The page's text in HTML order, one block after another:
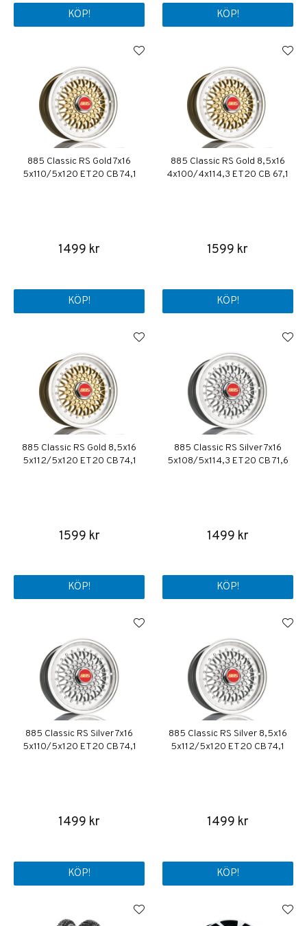
KÖP! KÖP!
885 Classic RS Gold 7x16
5x110/5x120 ET20 CB 74,1
1499 kr
KÖP!
885 Classic RS Gold 8,5x16
4x100/4x114,3 ET20 CB 67,1
1599 kr
KÖP!
885 Classic RS Gold 8,5x16
5x112/5x120 ET20 CB 74,1
1599 kr
KÖP!
885 Classic RS Silver 7x16
5x108/5x114,3 ET20 CB 71,6
1499 kr
KÖP!
885 Classic RS Silver 7x16
5x110/5x120 ET20 CB 74,1
1499 kr
KÖP!
885 Classic RS Silver 8,5x16
5x112/5x120 ET20 CB 74,1
1499 kr
KÖP!